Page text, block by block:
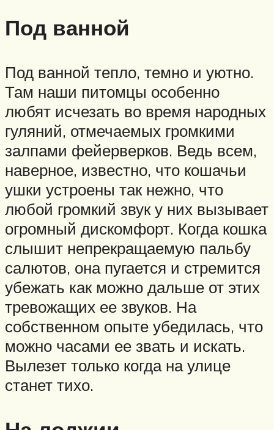
Под ванной
Под ванной тепло, темно и уютно.
Там наши питомцы особенно
любят исчезать во время народных
гуляний, отмечаемых громкими
залпами фейерверков. Ведь всем,
наверное, известно, что кошачьи
ушки устроены так нежно, что
любой громкий звук у них вызывает
огромный дискомфорт. Когда кошка
слышит непрекращаемую пальбу
салютов, она пугается и стремится
убежать как можно дальше от этих
тревожащих ее звуков. На
собственном опыте убедилась, что
можно часами ее звать и искать.
Вылезет только когда на улице
станет тихо.